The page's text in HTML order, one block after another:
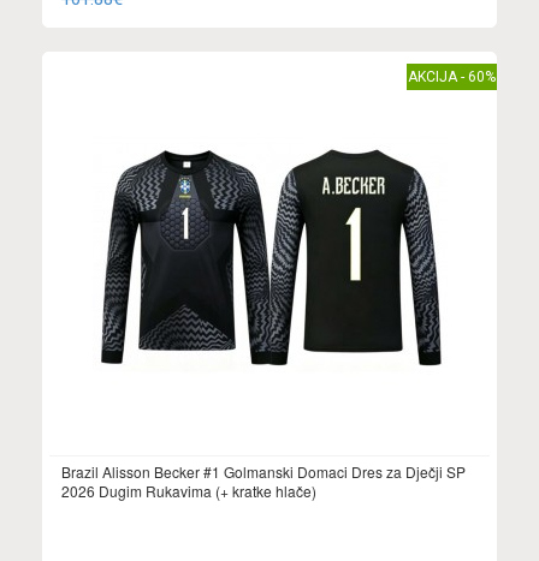
AKCIJA - 60%
Brazil Alisson Becker #1 Golmanski Domaci Dres za Dječji SP
2026 Dugim Rukavima (+ kratke hlače)